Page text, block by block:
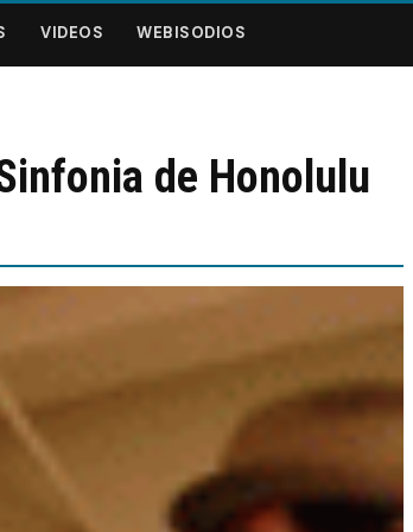
VIDEOS WEBISODIOS
de Honolulu